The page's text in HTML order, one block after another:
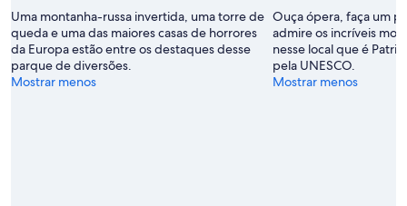
Uma montanha-russa invertida, uma torre de
queda e uma das maiores casas de horrores
da Europa estão entre os destaques desse
parque de diversões.
Mostrar menos
Ouça ópera, faça um
admire os incríveis
nesse local que é
pela UNESCO.
Mostrar menos